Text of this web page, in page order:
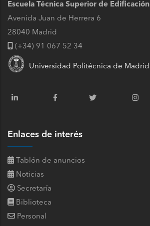
Escuela Técnica Superior de Edificación
Avenida Juan de Herrera 6
28040 Madrid
(+34) 91 067 52 34
Universidad Politécnica de Madrid
Enlaces de interés
Tablón de anuncios
Noticias
Secretaría
Biblioteca
Personal